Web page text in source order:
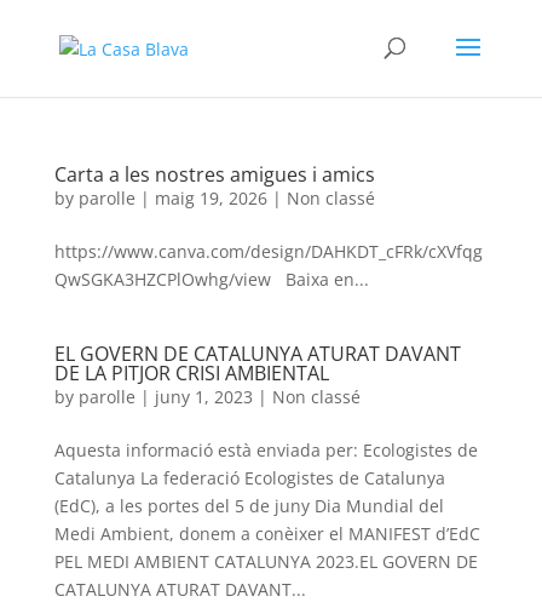
Carta a les nostres amigues i amics
by parolle | maig 19, 2026| Non classé
https://www.canva.com/design/DAHKDT_cFRk/cXVfqg
QwSGKA3HZCPlOwhg/view Baixa en...
EL GOVERN DE CATALUNYA ATURAT DAVANT
DE LA PITJOR CRISI AMBIENTAL
by parolle | juny 1, 2023 | Non classé
Aquesta informació està enviada per: Ecologistes de
Catalunya La federació Ecologistes de Catalunya
(EdC), a les portes del 5 de juny Dia Mundial del
Medi Ambient, donem a conèixer el MANIFEST d’EdC
PEL MEDI AMBIENT CATALUNYA 2023.EL GOVERN DE
CATALUNYA ATURAT DAVANT...